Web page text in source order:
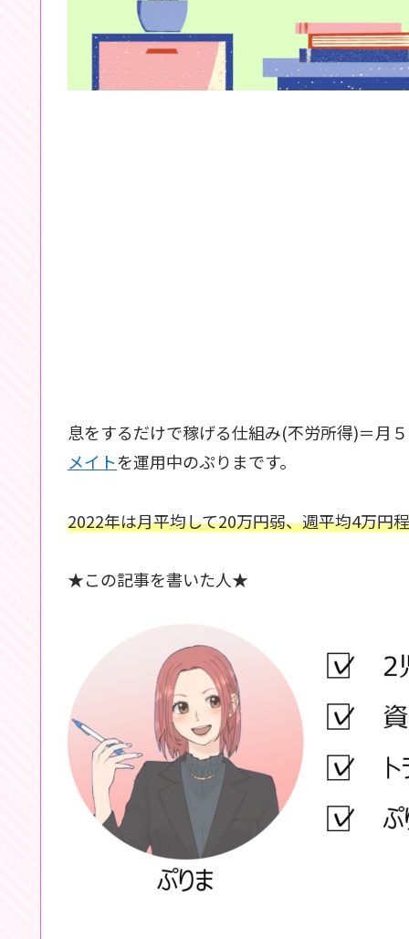
息をするだけで稼げる仕組み(不労所得)＝月
メイトを運用中のぷりまです。
2022年は月平均して20万円弱、週平均4万円
★この記事を書いた人★